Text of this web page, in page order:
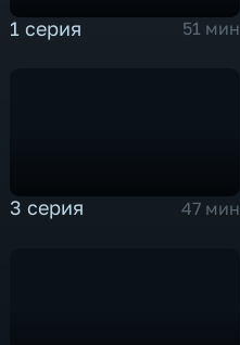
1 серия 51 мин
3 серия 47 мин